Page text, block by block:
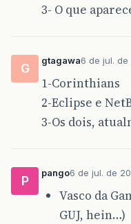
3- O que
G
gtagawa6 de jul. de
1-Corinthians
2-Eclipse e
3-Os dois,
P
pango6 de jul. de
Vasco da
GUJ, hein…)